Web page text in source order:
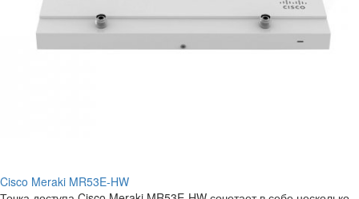
Cisco Meraki MR53E-HW